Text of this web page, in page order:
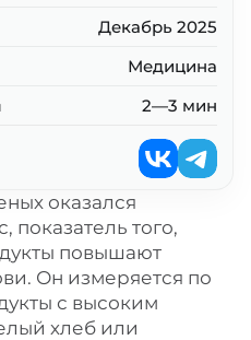
оказался
показатель того,
повышают
Он измеряется по
с высоким
хлеб или
Декабрь 2025
Медицина
2—3 мин